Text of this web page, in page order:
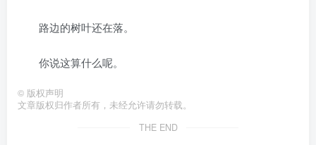
路边的树叶还在落。
你说这算什么呢。
© 版权声明
文章版权归作者所有，未经允许请勿转载。
THE END